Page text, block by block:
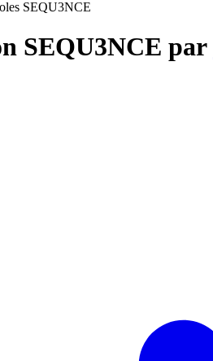
SEQU3NCE
SEQU3NCE par